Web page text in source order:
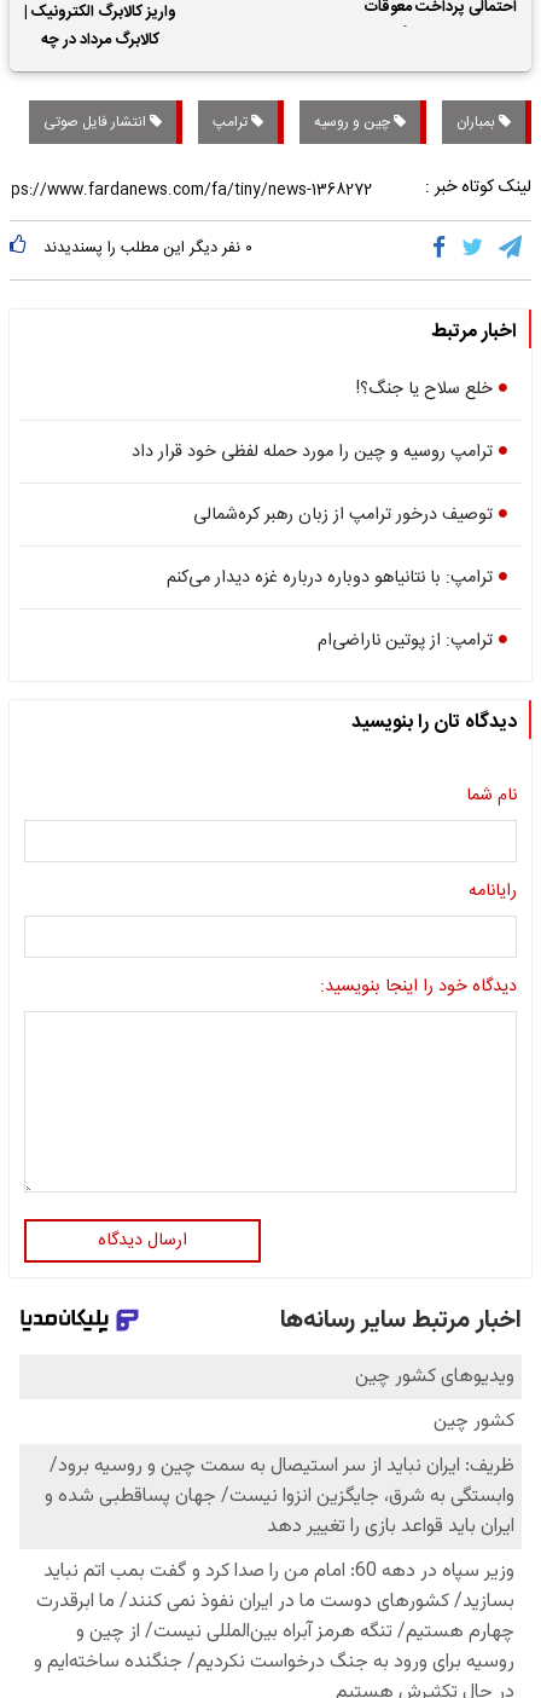
احتمالی پرداخت معوقات
واریز کالابرگ الکترونیک |
کالابرگ مرداد در چه
تاریخی واریز خواهد شد؟
بمباران چین و روسیه ترامپ انتشار فایل صوتی
لینک کوتاه خبر :
۰ نفر دیگر این مطلب را پسندیدند
اخبار مرتبط
خلع سلاح یا جنگ؟!
ترامپ روسیه و چین را مورد حمله لفظی خود قرار داد
توصیف درخور ترامپ از زبان رهبر کره‌شمالی
ترامپ: با نتانیاهو دوباره درباره غزه دیدار می‌کنم
ترامپ: از پوتین ناراضی‌ام
دیدگاه تان را بنویسید
نام شما
رایانامه
دیدگاه خود را اینجا بنویسید:
ارسال دیدگاه